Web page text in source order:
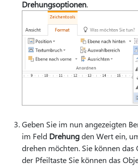
Drehungsoptionen.
Geben Sie im nun angezeigten
im Feld Drehungden Wert ein,
drehen möchten. Sie können
der Pfeiltaste Sie können das